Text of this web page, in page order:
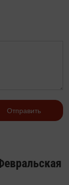
Отправить